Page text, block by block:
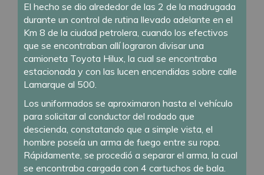
El hecho se dio alrededor de las 2 de la madrugada
durante un control de rutina llevado adelante en el
Km 8 de la ciudad petrolera, cuando los efectivos
que se encontraban allí lograron divisar una
camioneta Toyota Hilux, la cual se encontraba
estacionada y con las lucen encendidas sobre calle
Lamarque al 500.
Los uniformados se aproximaron hasta el vehículo
para solicitar al conductor del rodado que
descienda, constatando que a simple vista, el
hombre poseía un arma de fuego entre su ropa.
Rápidamente, se procedió a separar el arma, la cual
se encontraba cargada con 4 cartuchos de bala.